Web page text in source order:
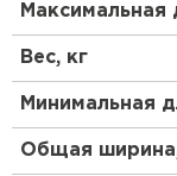
При скате
использовать
Максимальная
Вес, кг
Минимальная
Общая